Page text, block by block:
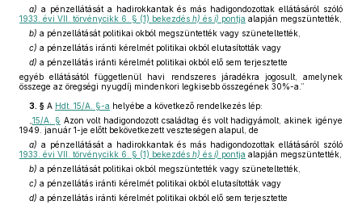
a) a pénzellátását a hadirokkantak és más hadigondozottak ellátásáról szóló
1933. évi VII. törvénycikk 6. § (1) bekezdés h) és i) pontja alapján megszüntették,
b) a pénzellátását politikai okból megszüntették vagy szüneteltették,
c) a pénzellátás iránti kérelmét politikai okból elutasították vagy
d) a pénzellátás iránti kérelmét politikai okból elő sem terjesztette
egyéb ellátásától függetlenül havi rendszeres járadékra jogosult, amelynek
összege az öregségi nyugdíj mindenkori legkisebb összegének 30%-a.”
3. § A Hdt. 15/A. §-a helyébe a következő rendelkezés lép:
15/A. § Azon volt hadigondozott családtag és volt hadigyámolt, akinek igénye
1949. január 1-je előtt bekövetkezett veszteségen alapul, de
a) a pénzellátását a hadirokkantak és más hadigondozottak ellátásáról szóló
1933. évi VII. törvénycikk 6. § (1) bekezdés h) és i) pontja alapján megszüntették,
b) a pénzellátását politikai okból megszüntették vagy szüneteltették,
c) a pénzellátás iránti kérelmét politikai okból elutasították vagy
d) a pénzellátás iránti kérelmét politikai okból elő sem terjesztette